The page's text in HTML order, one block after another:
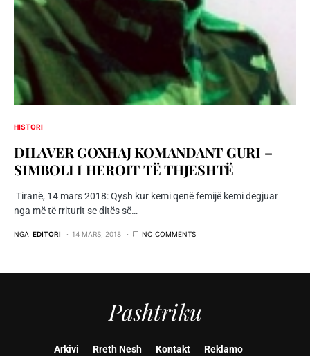
HISTORI
DILAVER GOXHAJ KOMANDANT GURI –
SIMBOLI I HEROIT TË THJESHTË
Tiranë, 14 mars 2018: Qysh kur kemi qenë fëmijë kemi dëgjuar
nga më të rriturit se ditës së…
NGA EDITORI 14 MARS, 2018 NO COMMENTS
Pashtriku
Arkivi Rreth Nesh Kontakt Reklamo